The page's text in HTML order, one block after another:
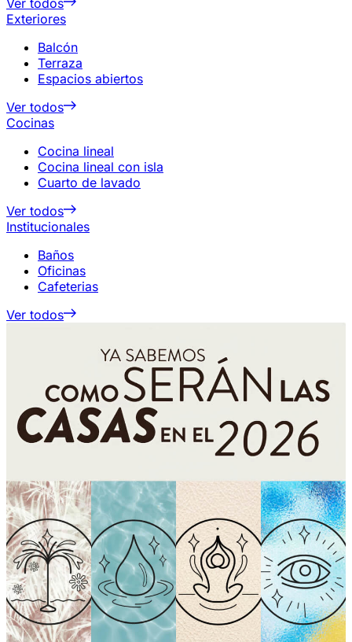
Ver todos
Exteriores
Balcón
Terraza
Espacios abiertos
Ver todos
Cocinas
Cocina lineal
Cocina lineal con isla
Cuarto de lavado
Ver todos
Institucionales
Baños
Oficinas
Cafeterias
Ver todos